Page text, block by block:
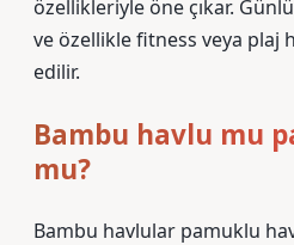
özellikleriyle öne çıkar.
ve özellikle fitness veya plaj
edilir.
Bambu havlu mu
mu?
Bambu havlular pamuklu